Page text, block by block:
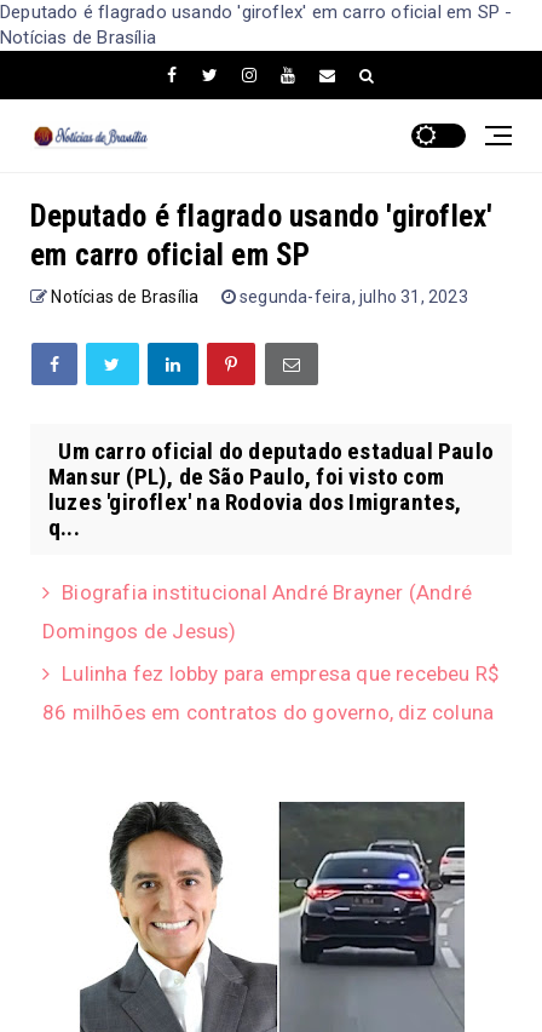
Deputado é flagrado usando 'giroflex' em carro oficial em SP -
Notícias de Brasília
Deputado é flagrado usando 'giroflex'
em carro oficial em SP
Notícias de Brasília segunda-feira, julho 31, 2023
Um carro oficial do deputado estadual Paulo
Mansur (PL), de São Paulo, foi visto com
luzes 'giroflex' na Rodovia dos Imigrantes,
q...
Biografia institucional André Brayner (André
Domingos de Jesus)
Lulinha fez lobby para empresa que recebeu R$
86 milhões em contratos do governo, diz coluna